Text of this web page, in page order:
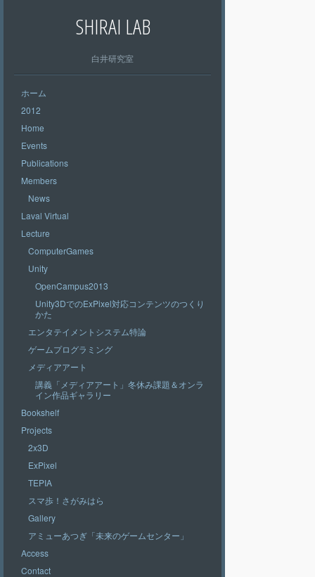
SHIRAI LAB
白井研究室
ホーム
2012
Home
Events
Publications
Members
News
Laval Virtual
Lecture
ComputerGames
Unity
OpenCampus2013
Unity3DでのExPixel対応コンテンツのつくり
かた
エンタテイメントシステム特論
ゲームプログラミング
メディアアート
講義「メディアアート」冬休み課題＆オンラ
イン作品ギャラリー
Bookshelf
Projects
2x3D
ExPixel
TEPIA
スマ歩！さがみはら
Gallery
アミューあつぎ「未来のゲームセンター」
Access
Contact